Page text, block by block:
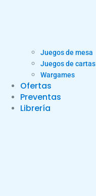
Juegos de mesa
Juegos de cartas
Wargames
Ofertas
Preventas
Librería